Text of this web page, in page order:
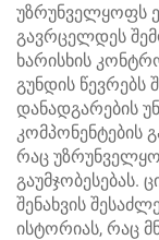
უზრუნველყოფს
გავრცელდეს
ხარისხის
გუნდის წევრებს
დანადგარების
კომპონენტების
რაც
გაუმჯობესებას.
შენახვის
ისტორიას, რაც